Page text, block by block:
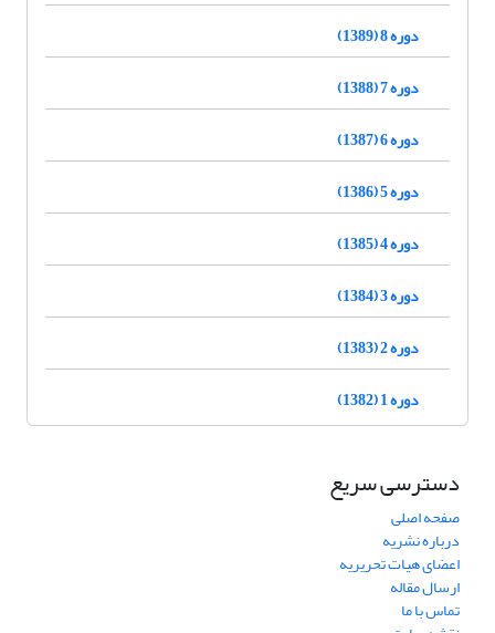
دوره 8 (1389)
دوره 7 (1388)
دوره 6 (1387)
دوره 5 (1386)
دوره 4 (1385)
دوره 3 (1384)
دوره 2 (1383)
دوره 1 (1382)
دسترسی سریع
صفحه اصلی
درباره نشریه
اعضای هیات تحریریه
ارسال مقاله
تماس با ما